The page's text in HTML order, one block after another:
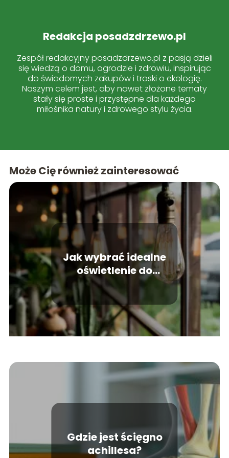
Redakcja posadzdrzewo.pl
Zespół redakcyjny posadzdrzewo.pl z pasją dzieli
się wiedzą o domu, ogrodzie i zdrowiu, inspirując
do świadomych zakupów i troski o ekologię.
Naszym celem jest, aby nawet złożone tematy
stały się proste i przystępne dla każdego
miłośnika natury i zdrowego stylu życia.
Może Cię również zainteresować
Jak wybrać idealne
oświetlenie do
wnętrza?
Gdzie jest ścięgno
achillesa?